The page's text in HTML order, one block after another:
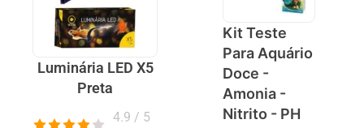
Luminária LED X5
Preta
4.9 / 5
Kit Teste
Para Aquário
Doce -
Amonia -
Nitrito - PH